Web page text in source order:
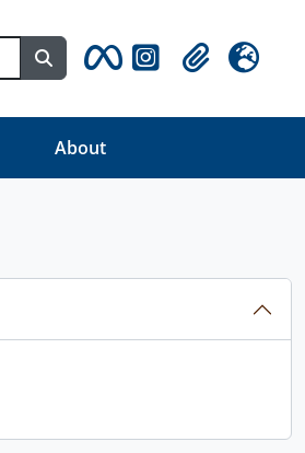
Busque na página de
Clipboard
Idioma
About